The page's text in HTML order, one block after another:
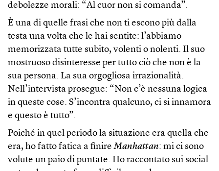
debolezze morali: “Al cuor non si comanda”.
È una di quelle frasi che non ti escono più dalla
testa una volta che le hai sentite: l’abbiamo
memorizzata tutte subito, volenti o nolenti. Il suo
mostruoso disinteresse per tutto ciò che non è la
sua persona. La sua orgogliosa irrazionalità.
Nell’intervista prosegue: “Non c’è nessuna logica
in queste cose. S’incontra qualcuno, ci si innamora
e questo è tutto”.
Poiché in quel periodo la situazione era quella che
era, ho fatto fatica a finireManhattan: mi ci sono
volute un paio di puntate. Ho raccontato sui social